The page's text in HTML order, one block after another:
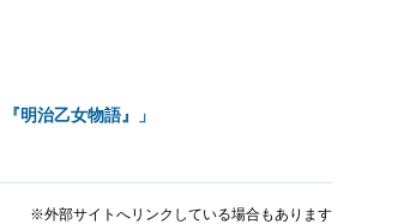
明治乙女物語』」
※外部サイトへリンクしている場合もあります